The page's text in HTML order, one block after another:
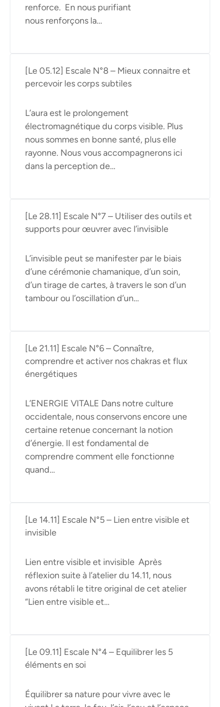
renforce. En nous purifiant
nous renforçons la…
[Le 05.12] Escale N°8 – Mieux connaitre et
percevoir les corps subtiles
L’aura est le prolongement
électromagnétique du corps visible. Plus
nous sommes en bonne santé, plus elle
rayonne. Nous vous accompagnerons ici
dans la perception de…
[Le 28.11] Escale N°7 – Utiliser des outils et
supports pour œuvrer avec l’invisible
L’invisible peut se manifester par le biais
d’une cérémonie chamanique, d’un soin,
d’un tirage de cartes, à travers le son d’un
tambour ou l’oscillation d’un…
[Le 21.11] Escale N°6 – Connaître,
comprendre et activer nos chakras et flux
énergétiques
L’ENERGIE VITALE Dans notre culture
occidentale, nous conservons encore une
certaine retenue concernant la notion
d’énergie. Il est fondamental de
comprendre comment elle fonctionne
quand…
[Le 14.11] Escale N°5 – Lien entre visible et
invisible
Lien entre visible et invisible Après
réflexion suite à l’atelier du 14.11, nous
avons rétabli le titre original de cet atelier
“Lien entre visible et…
[Le 09.11] Escale N°4 – Equilibrer les 5
éléments en soi
Équilibrer sa nature pour vivre avec le